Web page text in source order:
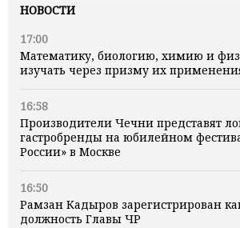
НОВОСТИ
17:00
Математику, биологию, химию и
изучать через призму их
16:58
Производители Чечни представят
гастробренды на юбилейном
России» в Москве
16:50
Рамзан Кадыров зарегистрирован
должность Главы ЧР